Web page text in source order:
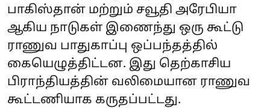
பாகிஸ்தான் மற்றும் சவூதி அரேபியா
ஆகிய நாடுகள் இணைந்து ஒரு கூட்டு
ராணுவ பாதுகாப்பு ஒப்பந்தத்தில்
கையெழுத்திட்டன. இது தெற்காசிய
பிராந்தியத்தின் வலிமையான ராணுவ
கூட்டணியாக கருதப்பட்டது.